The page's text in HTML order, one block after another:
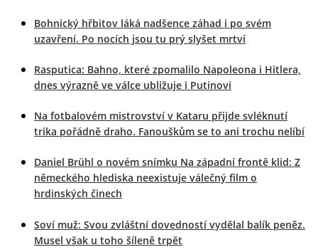
Bohnický hřbitov láká nadšence záhad i po svém
uzavření. Po nocích jsou tu prý slyšet mrtví
Rasputica: Bahno, které zpomalilo Napoleona i Hitlera,
dnes výrazně ve válce ubližuje i Putinovi
Na fotbalovém mistrovství v Kataru přijde svléknutí
trika pořádně draho. Fanouškům se to ani trochu nelíbí
Daniel Brühl o novém snímku Na západní frontě klid: Z
německého hlediska neexistuje válečný film o
hrdinských činech
Soví muž: Svou zvláštní dovedností vydělal balík peněz.
Musel však u toho šíleně trpět